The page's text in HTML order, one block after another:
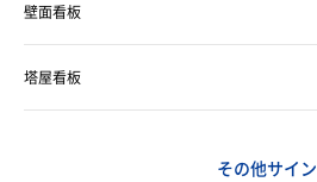
壁面看板
塔屋看板
その他サイン